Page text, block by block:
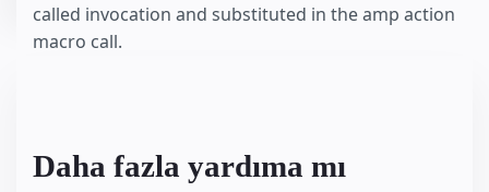
called invocation and substituted in the amp action
macro call.
Daha fazla yardıma mı